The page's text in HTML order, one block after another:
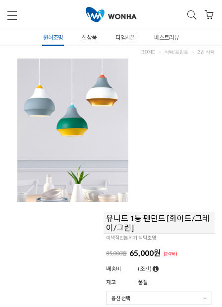
원하조명 신상품 타임세일 베스트리뷰
HOME 식탁/포인트 2인 식탁
유니트 1등 펜던트 [화이트/그레
이/그린]
이색적인분위기 식탁조명
85,000원 65,000원 (24%)
배송비 (조건)
재고 품절